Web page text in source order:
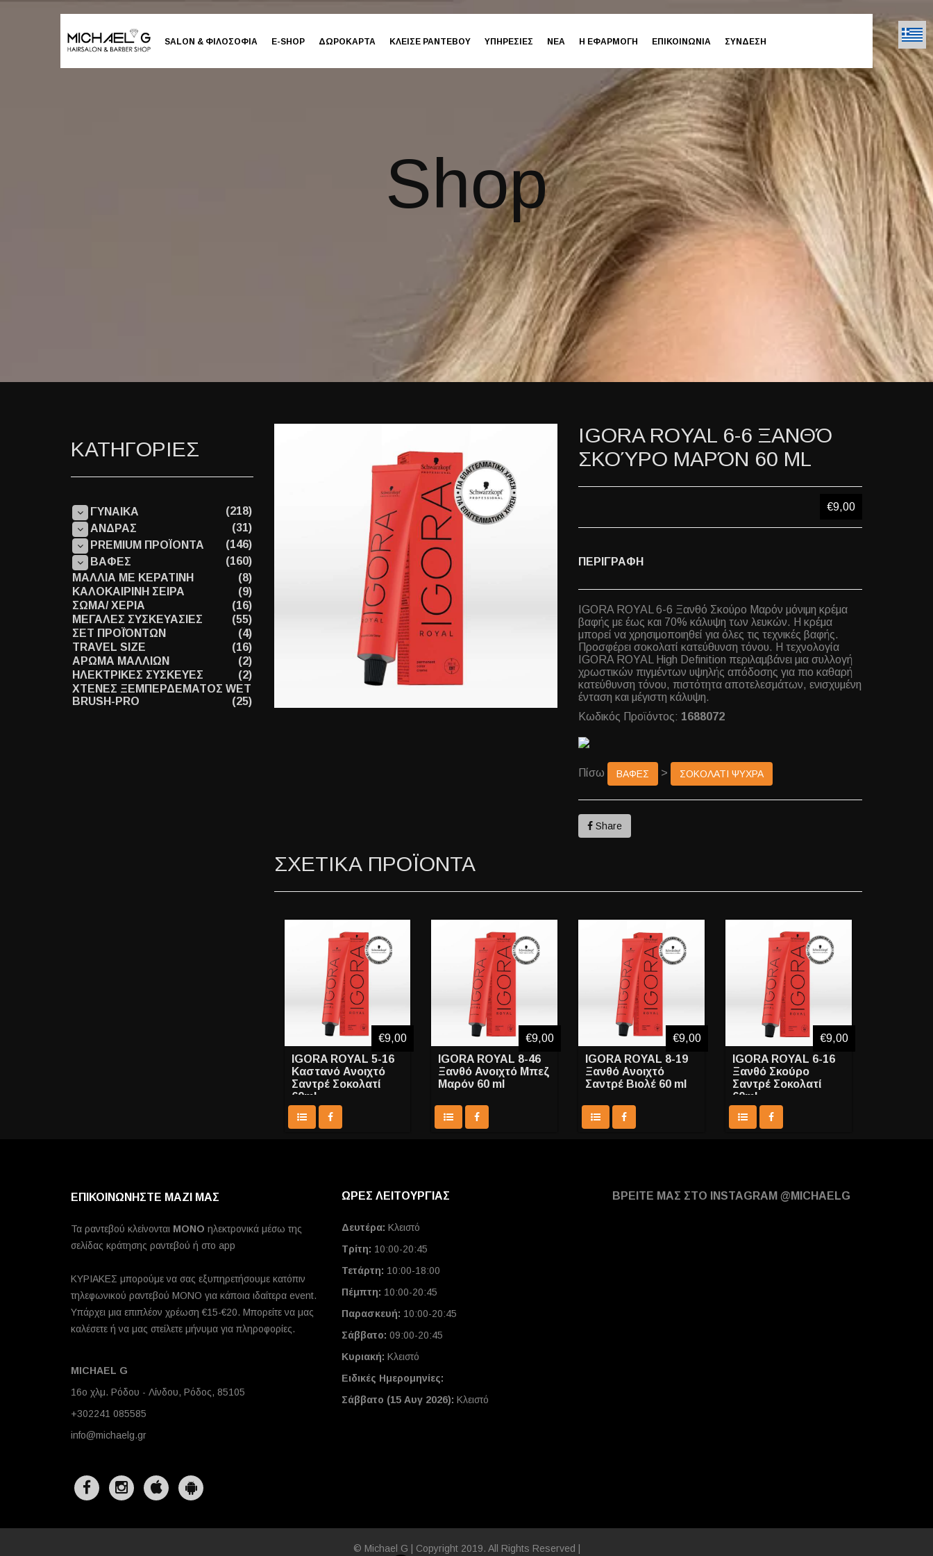
SALON & ΦΙΛΟΣΟΦΙΑ E-SHOP ΔΩΡΟΚΑΡΤΑ ΚΛΕΙΣΕ ΡΑΝΤΕΒΟΥ ΥΠΗΡΕΣΙΕΣ ΝΕΑ Η ΕΦΑΡΜΟΓΗ ΕΠΙΚΟΙΝΩΝΙΑ ΣΥΝΔΕΣΗ
Shop
IGORA ROYAL 6-6 ΞΑΝΘΌ
ΣΚΟΎΡΟ ΜΑΡΌΝ 60 ML
€9,00
ΠΕΡΙΓΡΑΦΗ
IGORA ROYAL 6-6 Ξανθό Σκούρο Μαρόν μόνιμη κρέμα
βαφής με έως και 70% κάλυψη των λευκών. Η κρέμα
μπορεί να χρησιμοποιηθεί για όλες τις τεχνικές βαφής.
Προσφέρει σοκολατί κατεύθυνση τόνου. Η τεχνολογία
IGORA ROYAL High Definition περιλαμβάνει μια συλλογή
χρωστικών πιγμέντων υψηλής απόδοσης για πιο καθαρή
κατεύθυνση τόνου, πιστότητα αποτελεσμάτων, ενισχυμένη
ένταση και μέγιστη κάλυψη.
Κωδικός Προϊόντος: 1688072
Πίσω ΒΑΦΕΣ > ΣΟΚΟΛΑΤΙ ΨΥΧΡΑ
Share
ΣΧΕΤΙΚΑ ΠΡΟΪΟΝΤΑ
IGORA ROYAL 5-16
Καστανό Ανοιχτό
Σαντρέ Σοκολατί
60ml
€9,00
IGORA ROYAL 8-46
Ξανθό Ανοιχτό Μπεζ
Μαρόν 60 ml
€9,00
IGORA ROYAL 8-19
Ξανθό Ανοιχτό
Σαντρέ Βιολέ 60 ml
€9,00
IGORA ROYAL 6-16
Ξανθό Σκούρο
Σαντρέ Σοκολατί
60ml
€9,00
ΚΑΤΗΓΟΡΙΕΣ
ΓΥΝΑΙΚΑ
(218)
ΑΝΔΡΑΣ
(31)
PREMIUM ΠΡΟΪΟΝΤΑ
(146)
ΒΑΦΕΣ
(160)
ΜΑΛΛΙΑ ΜΕ ΚΕΡΑΤΙΝΗ
(8)
ΚΑΛΟΚΑΙΡΙΝΗ ΣΕΙΡΑ
(9)
ΣΩΜΑ/ ΧΕΡΙΑ
(16)
ΜΕΓΑΛΕΣ ΣΥΣΚΕΥΑΣΙΕΣ
(55)
ΣΕΤ ΠΡΟΪΌΝΤΩΝ
(4)
TRAVEL SIZE
(16)
ΑΡΩΜΑ ΜΑΛΛΙΩΝ
(2)
ΗΛΕΚΤΡΙΚΕΣ ΣΥΣΚΕΥΕΣ
(2)
ΧΤΕΝΕΣ ΞΕΜΠΕΡΔΕΜΑΤΟΣ WET
BRUSH-PRO
(25)
ΕΠΙΚΟΙΝΩΝΗΣΤΕ ΜΑΖΙ ΜΑΣ
Τα ραντεβού κλείνονται MONO ηλεκτρονικά μέσω της
σελίδας κράτησης ραντεβού ή στο app
ΚΥΡΙΑΚΕΣ μπορούμε να σας εξυπηρετήσουμε κατόπιν
τηλεφωνικού ραντεβού ΜΟΝΟ για κάποια ιδαίτερα event.
Υπάρχει μια επιπλέον χρέωση €15-€20. Μπορείτε να μας
καλέσετε ή να μας στείλετε μήνυμα για πληροφορίες.
MICHAEL G
16ο χλμ. Ρόδου - Λίνδου, Ρόδος, 85105
+302241 085585
info@michaelg.gr
ΩΡΕΣ ΛΕΙΤΟΥΡΓΙΑΣ
Δευτέρα: Κλειστό
Τρίτη: 10:00-20:45
Τετάρτη: 10:00-18:00
Πέμπτη: 10:00-20:45
Παρασκευή: 10:00-20:45
Σάββατο: 09:00-20:45
Κυριακή: Κλειστό
Ειδικές Ημερομηνίες:
Σάββατο (15 Αυγ 2026): Κλειστό
ΒΡΕΙΤΕ ΜΑΣ ΣΤΟ INSTAGRAM @MICHAELG
© Michael G | Copyright 2019. All Rights Reserved |